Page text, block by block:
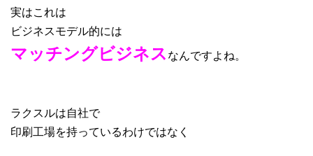
実はこれは
ビジネスモデル的には
マッチングビジネスなんですよね。
ラクスルは自社で
印刷工場を持っているわけではなく